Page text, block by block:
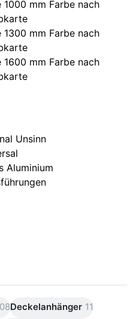
mm Farbe nach
mm Farbe nach
mm Farbe nach
Unsinn
Aluminium
Deckelanhänger 11